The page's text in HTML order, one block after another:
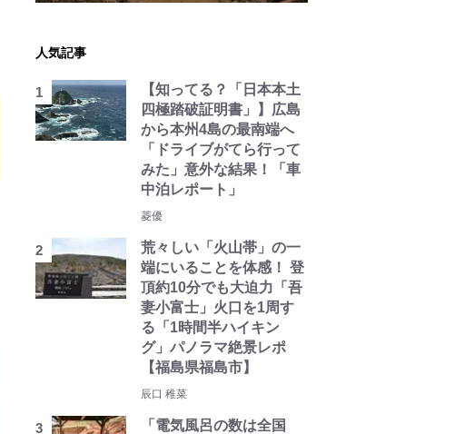
人気記事
【知ってる？「日本本土
四極踏破証明書」】広島
から本州4島の最南端へ
「ドライブがてら行って
みた」意外な結果！「車
中泊レポート」
菱優
荒々しい「火山帯」の一
端にいることを体感！ 登
頂約10分でも大迫力「吾
妻小富士」火口を1周す
る「1時間半ハイキン
グ」パノラマ絶景レポ
【福島県福島市】
辰口 稚菜
「電気風呂の数は全国